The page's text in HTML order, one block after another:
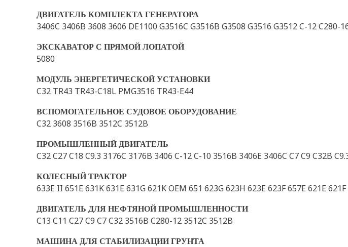
ДВИГАТЕЛЬ КОМПЛЕКТА ГЕНЕРАТОРА
3406C 3406B 3608 3606 DE1100 G3516C G3516B G3508 G3516 G3512 C-12 C280-
ЭКСКАВАТОР С ПРЯМОЙ ЛОПАТОЙ
5080
МОДУЛЬ ЭНЕРГЕТИЧЕСКОЙ УСТАНОВКИ
C32 TR43 TR43-C18L PMG3516 TR43-E44
ВСПОМОГАТЕЛЬНОЕ СУДОВОЕ ОБОРУДОВАНИЕ
C32 3608 3516B 3512C 3512B
ПРОМЫШЛЕННЫЙ ДВИГАТЕЛЬ
C32 C27 C18 C9.3 3176C 3176B 3406 C-12 C-10 3516B 3406E 3406C C7 C9 C32B
КОЛЕСНЫЙ ТРАКТОР
633E II 651E 631K 631E 631G 621K OEM 651 623G 623H 623E 623F 657E 621E
ДВИГАТЕЛЬ ДЛЯ НЕФТЯНОЙ ПРОМЫШЛЕННОСТИ
C13 C11 C27 C9 C7 C32 3516B C280-12 3512C 3512B
МАШИНА ДЛЯ СТАБИЛИЗАЦИИ ГРУНТА